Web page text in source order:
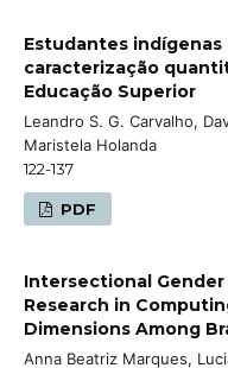
Estudantes indígenas
caracterização
Educação Superior
Leandro S. G. Carvalho,
Maristela Holanda
122-137
PDF
Intersectional
Research in
Dimensions Among
Anna Beatriz Marques,